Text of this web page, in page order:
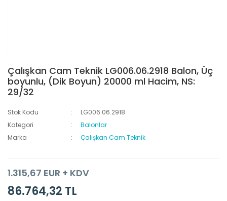
Çalışkan Cam Teknik LG006.06.2918 Balon, Üç
boyunlu, (Dik Boyun) 20000 ml Hacim, NS:
29/32
Stok Kodu
LG006.06.2918
Kategori
Balonlar
Marka
Çalışkan Cam Teknik
1.315,67 EUR + KDV
86.764,32 TL